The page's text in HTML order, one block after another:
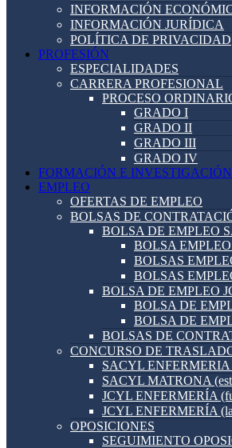
INFORMACIÓN
INFORMACIÓN JURÍDICA
POLÍTICA DE PRIVACIDAD
PROFESIÓN
ESPECIALIDADES
CARRERA PROFESIONAL
PROCESO
GRADO I
GRADO II
GRADO III
GRADO IV
FORMACIÓN E INVESTIGACIÓN
EMPLEO
OFERTAS DE EMPLEO
BOLSAS DE
BOLSA DE EMPLEO
BOLSA
BOLSAS
BOLSAS
BOLSA DE EMPLEO
BOLSA DE
BOLSA DE
BOLSAS DE
CONCURSO DE
SACYL ENFERMERIA
SACYL MATRONA
JCYL ENFERMERÍA
JCYL ENFERMERÍA
OPOSICIONES
SEGUIMIENTO